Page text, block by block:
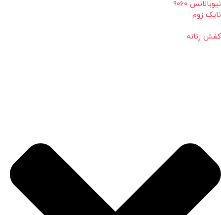
نیوبالانس 9060
نایک زوم
کفش زنانه